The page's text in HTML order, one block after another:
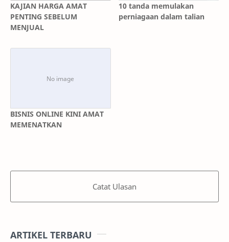
KAJIAN HARGA AMAT
PENTING SEBELUM
MENJUAL
10 tanda memulakan
perniagaan dalam talian
BISNIS ONLINE KINI AMAT
MEMENATKAN
Catat Ulasan
ARTIKEL TERBARU